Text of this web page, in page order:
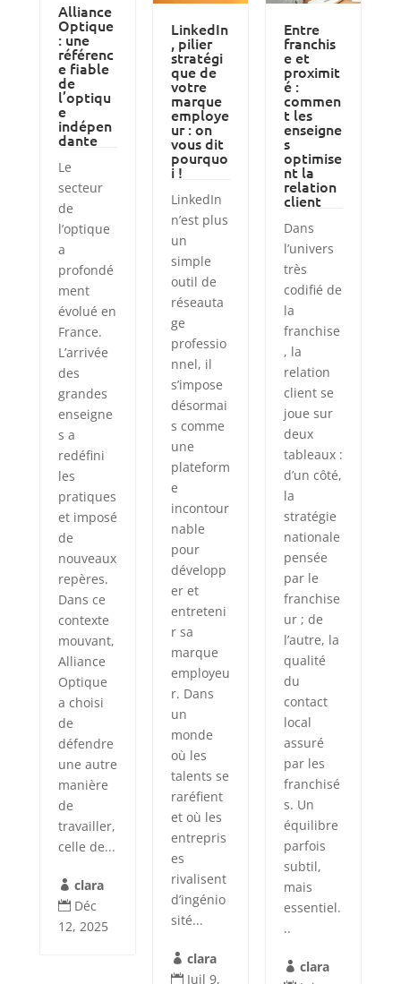
Alliance
Optique
: une
référenc
e fiable
de
l’optiqu
e
indépen
dante
Le
secteur
de
l’optique
a
profondé
ment
évolué en
France.
L’arrivée
des
grandes
enseigne
s a
redéfini
les
pratiques
et imposé
de
nouveaux
repères.
Dans ce
contexte
mouvant,
Alliance
Optique
a choisi
de
défendre
une autre
manière
de
travailler,
celle de...
 clara
 Déc
12, 2025
LinkedIn
, pilier
stratégi
que de
votre
marque
employe
ur : on
vous dit
pourquo
i !
LinkedIn
n’est plus
un
simple
outil de
réseauta
ge
professio
nnel, il
s’impose
désormai
s comme
une
plateform
e
incontour
nable
pour
développ
er et
entreteni
r sa
marque
employeu
r. Dans
un
monde
où les
talents se
raréfient
et où les
entrepris
es
rivalisent
d’ingénio
sité...
 clara
 Juil 9,
Entre
franchis
e et
proximit
é :
commen
t les
enseigne
s
optimise
nt la
relation
client
Dans
l’univers
très
codifié de
la
franchise
, la
relation
client se
joue sur
deux
tableaux :
d’un côté,
la
stratégie
nationale
pensée
par le
franchise
ur ; de
l’autre, la
qualité
du
contact
local
assuré
par les
franchisé
s. Un
équilibre
parfois
subtil,
mais
essentiel.
..
 clara